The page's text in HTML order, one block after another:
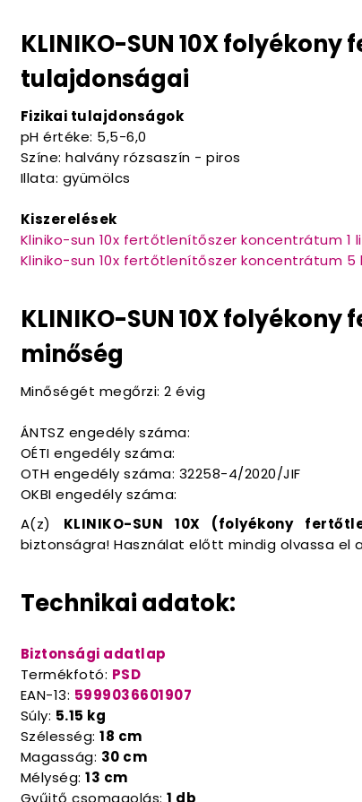
KLINIKO-SUN 10X
tulajdonságai
Fizikai tulajdonságok
pH értéke: 5,5-6,0
Színe: halvány rózsaszín - piros
Illata: gyümölcs
Kiszerelések
Kliniko-sun 10x fertőtlenítőszer koncentrátum 1
Kliniko-sun 10x fertőtlenítőszer koncentrátum 5
KLINIKO-SUN 10X
minőség
Minőségét megőrzi: 2 évig
ÁNTSZ engedély száma:
OÉTI engedély száma:
OTH engedély száma: 32258-4/2020/JIF
OKBI engedély száma:
A(z) KLINIKO-SUN 10X (folyékony
biztonságra! Használat előtt mindig olvassa
Technikai adatok:
Biztonsági adatlap
Termékfotó: PSD
EAN-13: 5999036601907
Súly: 5.15 kg
Szélesség:18 cm
Magasság: 30 cm
Mélység:13 cm
Gyűjtő csomagolás:1 db